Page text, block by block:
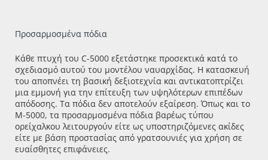
Προσαρμοσμένα πόδια
Κάθε πτυχή του C-5000 εξετάστηκε προσεκτικά κατά το
σχεδιασμό αυτού του μοντέλου ναυαρχίδας. Η κατασκευή
του αποπνέει τη βασική δεξιοτεχνία και αντικατοπτρίζει
μια εμμονή για την επίτευξη των υψηλότερων επιπέδων
απόδοσης. Τα πόδια δεν αποτελούν εξαίρεση. Όπως και το
M-5000, τα προσαρμοσμένα πόδια βαρέως τύπου
ορείχαλκου λειτουργούν είτε ως υποστηριζόμενες ακίδες
είτε με βάση προστασίας από γρατσουνιές για χρήση σε
ευαίσθητες επιφάνειες.